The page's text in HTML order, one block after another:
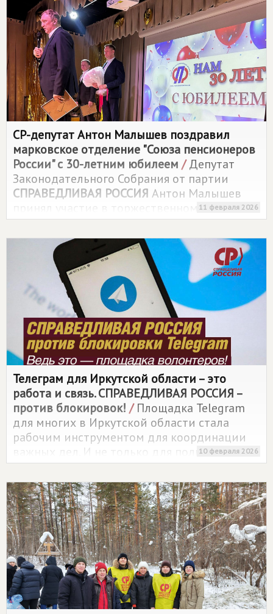
которую озвучила председатель фракции
СПРАВЕДЛИВАЯ РОССИЯЛариса Егорова.
СР-депутат Антон Малышев поздравил
марковское отделение "Союза пенсионеров
России" с 30-летним юбилеем /Депутат
Законодательного Собрания от партии
СПРАВЕДЛИВАЯ РОССИЯ Антон Малышев
мероприятии, посвященном 30-летию
со дня основания местного отделения
"Союза пенсионеров России" в рабочем
поселке Маркова.
11 февраля 2026
Телеграм для Иркутской области – это
работа и связь.СПРАВЕДЛИВАЯ РОССИЯ –
против блокировок! /Площадка Telegram
для многих в Иркутской области стала
рабочим инструментом для координации
важных дел. И не только для политиков
и предпринимателей, но и для
общественников и волонтеров. Сегодня,
10 февраля 2026 года, его работа может
быть замедлена. Жалобы на работу сервиса
имеются.
10 февраля 2026